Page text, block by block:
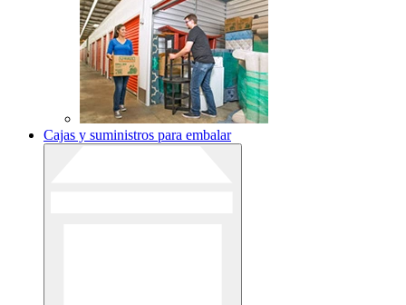
Cajas y suministros para embalar